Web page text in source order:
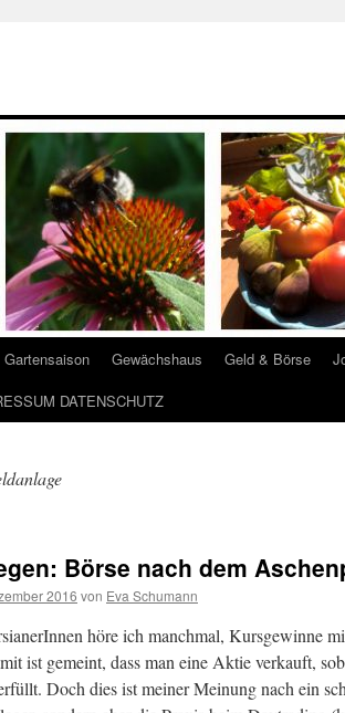
Gartensaison Gewächshaus Geld & Börse
DATENSCHUTZ
Börse nach dem
2016 von Eva Schumann
höre ich manchmal, Kursgewinne
ist gemeint, dass man eine Aktie verkauft,
Doch dies ist meiner Meinung nach ein